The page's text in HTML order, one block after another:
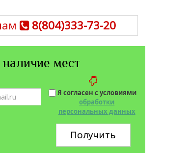
8(804)333-73-20
мест
Я согласен с условиями
обработки
персональных данных
Получить